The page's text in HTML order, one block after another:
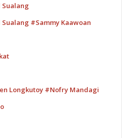
#Sammy Kaawoan
Longkutoy #Nofry Mandagi